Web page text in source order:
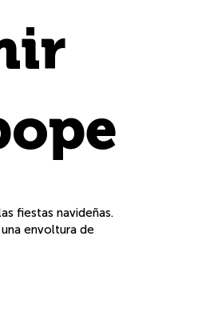
fiestas navideñas.
envoltura de